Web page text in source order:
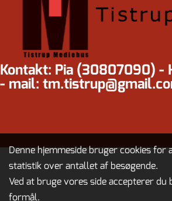
Kontakt: Pia (30807090) -
- mail:
Denne hjemmeside bruger cookies
statistik over antallet af besøgende.
Ved at bruge vores side accepterer du
formål.